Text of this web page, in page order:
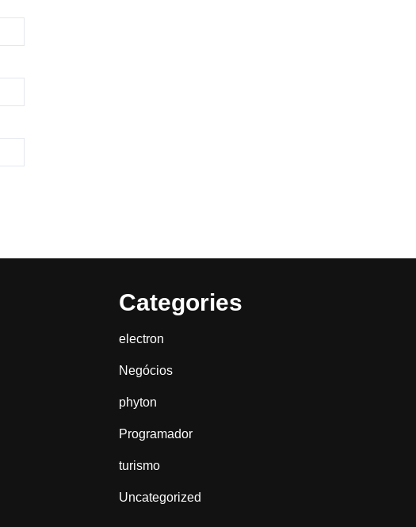
Categories
electron
Negócios
phyton
Programador
turismo
Uncategorized